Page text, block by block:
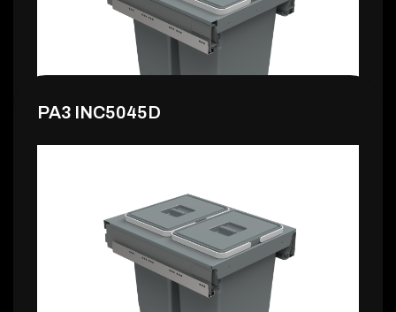
113,99 €
PA3 INC5045D